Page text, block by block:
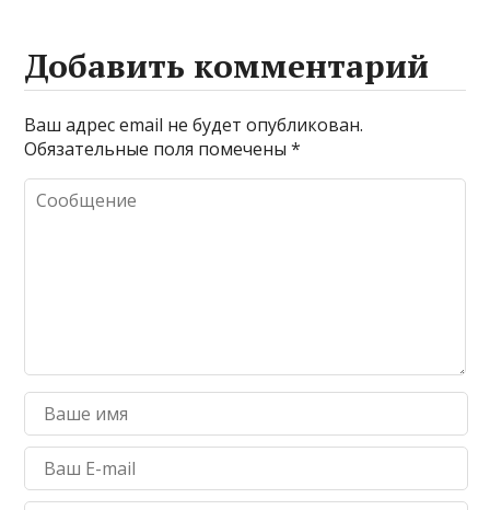
Добавить комментарий
Ваш адрес email не будет опубликован.
Обязательные поля помечены*